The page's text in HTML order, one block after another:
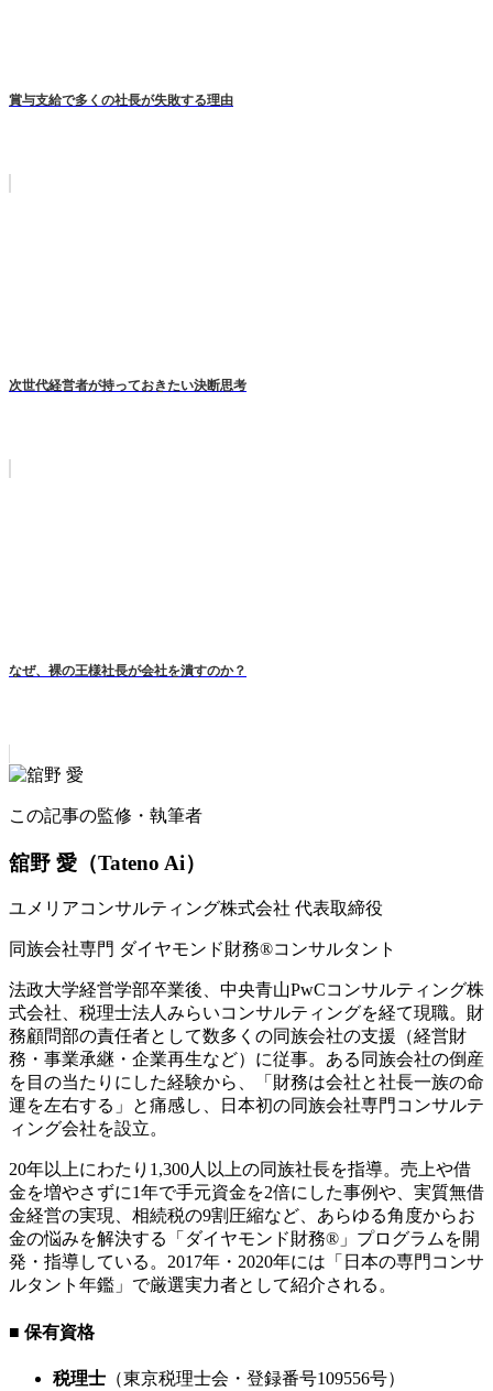
賞与支給で多くの社長が失敗する理由
次世代経営者が持っておきたい決断思考
なぜ、裸の王様社長が会社を潰すのか？
この記事の監修・執筆者
舘野 愛 （Tateno Ai）
ユメリアコンサルティング株式会社 代表取締役
同族会社専門 ダイヤモンド財務®コンサルタント
法政大学経営学部卒業後、中央青山PwCコンサルティング株
式会社、税理士法人みらいコンサルティングを経て現職。財
務顧問部の責任者として数多くの同族会社の支援（経営財
務・事業承継・企業再生など）に従事。ある同族会社の倒産
を目の当たりにした経験から、「財務は会社と社長一族の命
運を左右する」と痛感し、日本初の同族会社専門コンサルテ
ィング会社を設立。
20年以上にわたり1,300人以上の同族社長を指導。売上や借
金を増やさずに1年で手元資金を2倍にした事例や、実質無借
金経営の実現、相続税の9割圧縮など、あらゆる角度からお
金の悩みを解決する「ダイヤモンド財務®」プログラムを開
発・指導している。2017年・2020年には「日本の専門コンサ
ルタント年鑑」で厳選実力者として紹介される。
■ 保有資格
税理士 （東京税理士会・登録番号109556号）